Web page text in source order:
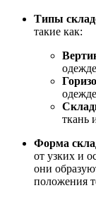
Типы
такие как:
ткань
Форма
от узких и
они
положения